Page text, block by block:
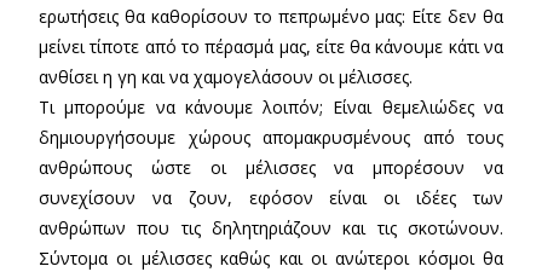
ερωτήσεις θα καθορίσουν το πεπρωμένο μας: Είτε δεν θα
μείνει τίποτε από το πέρασμά μας, είτε θα κάνουμε κάτι να
ανθίσει η γη και να χαμογελάσουν οι μέλισσες.
Τι μπορούμε να κάνουμε λοιπόν; Είναι θεμελιώδες να
δημιουργήσουμε χώρους απομακρυσμένους από τους
ανθρώπους ώστε οι μέλισσες να μπορέσουν να
συνεχίσουν να ζουν, εφόσον είναι οι ιδέες των
ανθρώπων που τις δηλητηριάζουν και τις σκοτώνουν.
Σύντομα οι μέλισσες καθώς και οι ανώτεροι κόσμοι θα